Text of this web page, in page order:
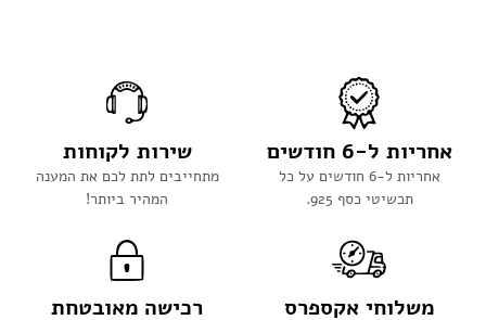
אחריות ל-6 חודשים
אחריות ל-6 חודשים על כל
תכשיטי כסף 925.
שירות לקוחות
מתחייבים לתת לכם את המענה
המהיר ביותר!
משלוחי אקספרס רכישה מאובטחת